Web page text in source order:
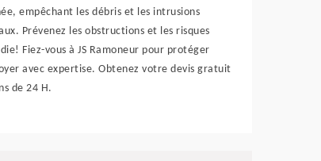
empêchant les débris et les intrusions
Prévenez les obstructions et les risques
Fiez-vous à JS Ramoneur pour protéger
avec expertise. Obtenez votre devis gratuit
de 24 H.